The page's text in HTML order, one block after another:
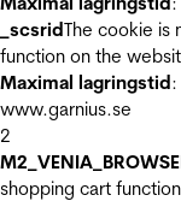
_scsridThe cookie is
function on the
Maximal lagringstid
www.garnius.se
2
shopping cart